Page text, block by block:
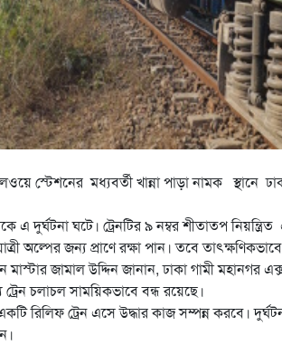
স্টেশনের মধ্যবর্তী খান্না পাড়া নামক স্থানে
দুর্ঘটনা ঘটে। ট্রেনটির ৯ নম্বর শীতাতপ
অল্পের জন্য প্রাণে রক্ষা পান। তবে
জামাল উদ্দিন জানান, ঢাকা গামী মহানগর
চলাচল সাময়িকভাবে বন্ধ রয়েছে।
রিলিফ ট্রেন এসে উদ্ধার কাজ সম্পন্ন করবে।